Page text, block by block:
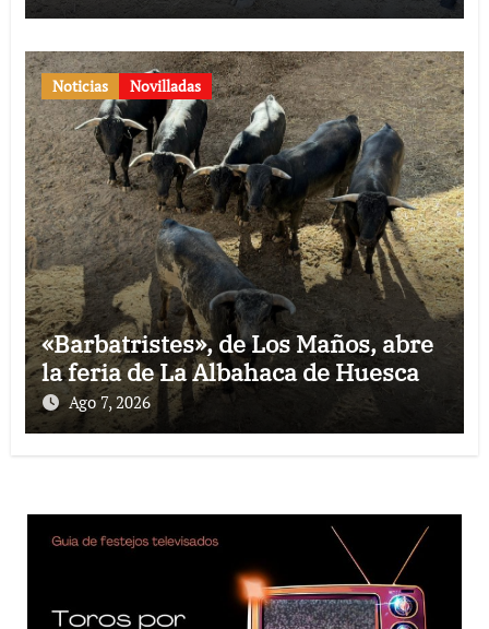
Noticias Novilladas
«Barbatristes», de Los Maños, abre
la feria de La Albahaca de Huesca
Ago 7, 2026